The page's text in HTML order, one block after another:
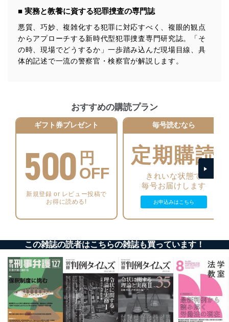
供・開示は行いません。当社においてはこれらの取り組
みを確実にするため、従業者等の教育を徹底してまいり
ます。また、目的外利用を行わないために、適切な管理
措置を講じます。
法令遵守
個人情報の安全管理措置
に、下記セキュリティ対策をはじめとする安全対策を実
施し、個人情報の漏えい、滅失またはき損の防止及び是
正に努めます。
アクセス制御
個人データを取り扱うことのできる機器及び当該
機器を取り扱う従業者を明確化し、 個人データへ
の不要なアクセスを防止しています。
機器に標準装備されているユーザー制御機能（ユ
ーザーアカウント制御）により、個人情報データ
ベース等を取り扱う情報システムを使用する従業
者を識別・認証しています。
外部からの不正アクセス等の防止
個人データを取り扱う機器等のオペレーティング
システムを最新の状態に保持しています。
個人データを取り扱う機器等にセキュリティ対策
■ 実務と教養に資する犯罪捜査の専門誌
悪質、巧妙、複雑化する犯罪に対応すべく、複眼的観点
からアプローチする新時代型犯罪捜査専門研究誌。「そ
の時、現場でどうするか」一歩踏み込んだ現場目線、具
体的記述で一流の警察官・検察官が解説します。
おすすめの購読プラン
ギフト券プレゼント
500 円
OFF
新規登録 or レビュー投稿で
お得に読める!
毎号読むなら
定期購読
きれいな状態で
毎号お届けします
お申込みはこちら
この雑誌の読者はこちらの雑誌も買っています！